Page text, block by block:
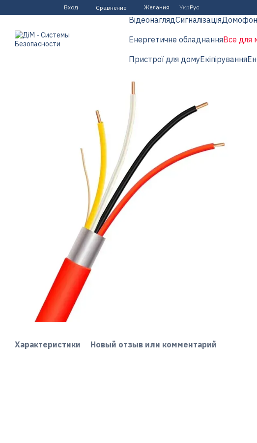
Перейти к основному контенту
Вход Сравнение Желания УкрРус
ВідеонаглядСигналізація
Енергетичне обладнанняВсе для
Пристрої для домуЕкіпірування
Характеристики Новый отзыв или комментарий